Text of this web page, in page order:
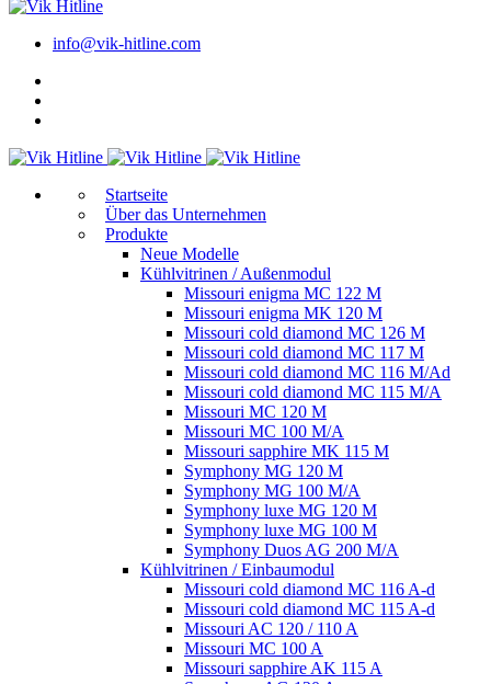
info@vik-hitline.com
Start­sei­te
Über das Unternehmen
Produkte
Neue Modelle
Kühlvitrinen / Außenmodul
Missouri enigma MC 122 M
Missouri enigma MK 120 M
Missouri cold diamond MC 126 M
Missouri cold diamond MC 117 M
Missouri cold diamond MC 116 M/Ad
Missouri cold diamond MC 115 M/A
Missouri MC 120 M
Missouri MC 100 M/A
Missouri sapphire MK 115 M
Symphony MG 120 M
Symphony MG 100 M/А
Symphony luxe MG 120 M
Symphony luxe MG 100 M
Symphony Duos AG 200 M/A
Kühlvitrinen / Einbaumodul
Missouri cold diamond MC 116 A-d
Missouri cold diamond MC 115 A-d
Missouri AC 120 / 110 A
Missouri MC 100 A
Missouri sapphire AK 115 A